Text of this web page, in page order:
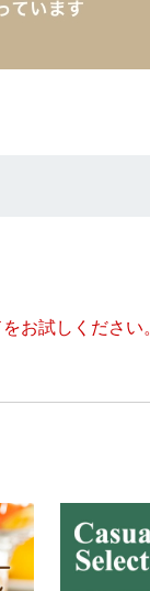
お試しください。